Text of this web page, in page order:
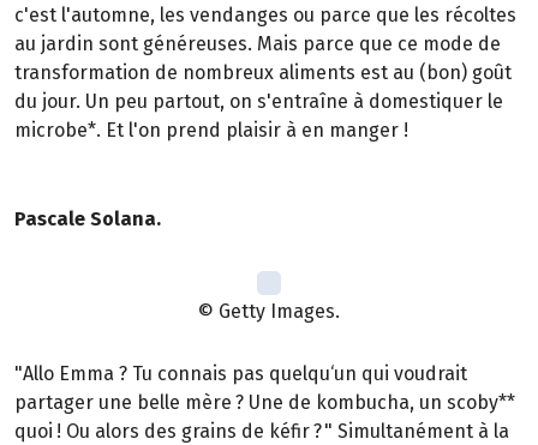
c'est l'automne, les vendanges ou parce que les récoltes
au jardin sont généreuses. Mais parce que ce mode de
transformation de nombreux aliments est au (bon) goût
du jour. Un peu partout, on s'entraîne à domestiquer le
microbe*. Et l'on prend plaisir à en manger !
Pascale Solana.
© Getty Images.
"Allo Emma ? Tu connais pas quelqu‘un qui voudrait
partager une belle mère ? Une de kombucha, un scoby**
quoi ! Ou alors des grains de kéfir ? " Simultanément à la